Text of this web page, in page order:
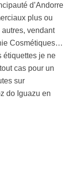
d’Andorre
plus ou
vendant
Cosmétiques…
étiquettes je ne
cas pour un
sur
do Iguazu en